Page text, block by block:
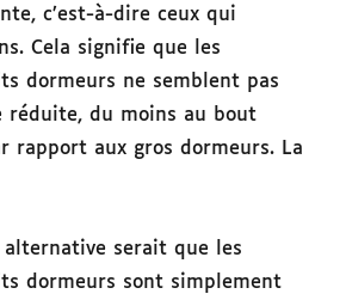
c’est-à-dire ceux qui
Cela signifie que les
dormeurs ne semblent pas
réduite, du moins au bout
rapport aux gros dormeurs. La
alternative serait que les
dormeurs sont simplement